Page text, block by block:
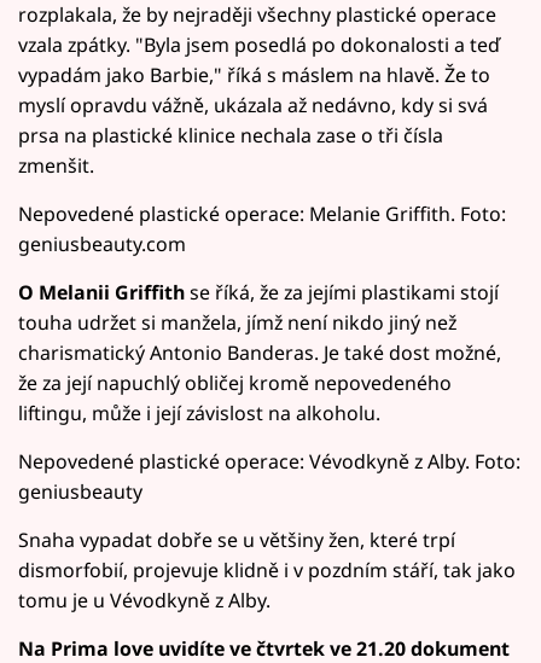
rozplakala, že by nejraději všechny plastické operace
vzala zpátky. "Byla jsem posedlá po dokonalosti a teď
vypadám jako Barbie," říká s máslem na hlavě. Že to
myslí opravdu vážně, ukázala až nedávno, kdy si svá
prsa na plastické klinice nechala zase o tři čísla
zmenšit.
Nepovedené plastické operace: Melanie Griffith. Foto:
geniusbeauty.com
O Melanii Griffithse říká, že za jejími plastikami stojí
touha udržet si manžela, jímž není nikdo jiný než
charismatický Antonio Banderas. Je také dost možné,
že za její napuchlý obličej kromě nepovedeného
liftingu, může i její závislost na alkoholu.
Nepovedené plastické operace: Vévodkyně z Alby. Foto:
geniusbeauty
Snaha vypadat dobře se u většiny žen, které trpí
dismorfobií, projevuje klidně i v pozdním stáří, tak jako
tomu je u Vévodkyně z Alby.
Na Prima love uvidíte ve čtvrtek ve 21.20 dokument